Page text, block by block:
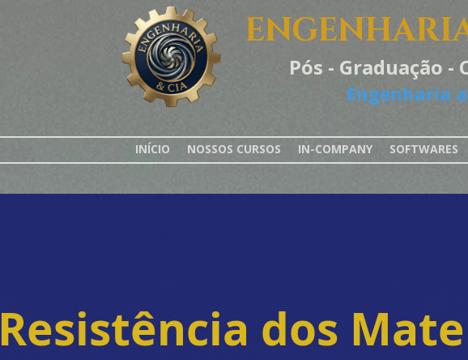
Pós - Graduação
Engenharia
INÍCIO NOSSOS CURSOS IN-COMPANY SOFTWARES
dos